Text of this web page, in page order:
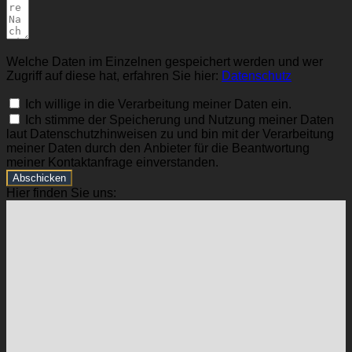
Welche Daten im Einzelnen gespeichert werden und wer
Zugriff auf diese hat, erfahren Sie hier: Datenschutz
Ich willige in die Verarbeitung meiner Daten ein.
Ich stimme der Speicherung und Nutzung meiner Daten
laut Datenschutzhinweisen zu und bin mit der Verarbeitung
meiner Daten durch den Anbieter für die Beantwortung
meiner Kontaktanfrage einverstanden.
Abschicken
Hier finden Sie uns: